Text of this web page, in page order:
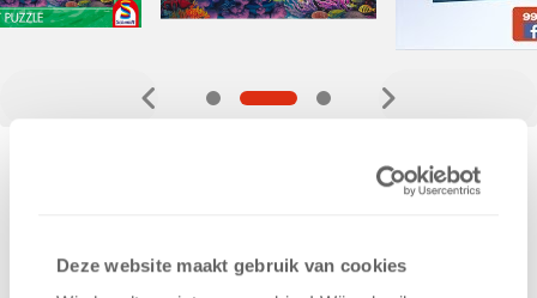
Deze website maakt gebruik van cookies
ONTVANG 190 OVERWINNINGSPUNTEN
in winkelmand